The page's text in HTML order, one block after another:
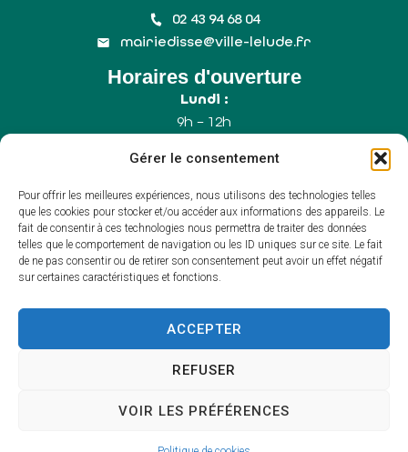
Gérer le consentement
Pour offrir les meilleures expériences, nous utilisons des technologies telles
que les cookies pour stocker et/ou accéder aux informations des appareils. Le
fait de consentir à ces technologies nous permettra de traiter des données
telles que le comportement de navigation ou les ID uniques sur ce site. Le fait
de ne pas consentir ou de retirer son consentement peut avoir un effet négatif
sur certaines caractéristiques et fonctions.
ACCEPTER
REFUSER
VOIR LES PRÉFÉRENCES
02 43 94 68 04
mairiedisse@ville-lelude.fr
Horaires d'ouverture
Lundi :
9h – 12h
9h – 12h
Samedi :
9h – 12h (Uniquement le 1er samedi du mois)
Accessibilité
Mentions légales
Confidentialité